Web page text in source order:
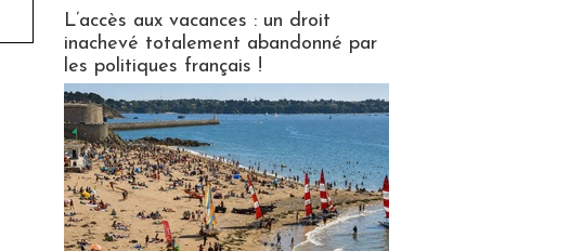
L’accès aux vacances : un droit
inachevé totalement abandonné par
les politiques français !